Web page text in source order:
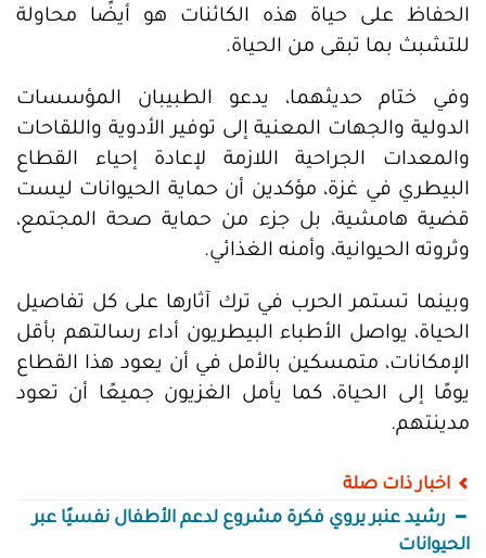
الحفاظ على حياة هذه الكائنات هو أيضًا محاولة
للتشبث بما تبقى من الحياة.
وفي ختام حديثهما، يدعو الطبيبان المؤسسات
الدولية والجهات المعنية إلى توفير الأدوية واللقاحات
والمعدات الجراحية اللازمة لإعادة إحياء القطاع
البيطري في غزة، مؤكدين أن حماية الحيوانات ليست
قضية هامشية، بل جزء من حماية صحة المجتمع،
وثروته الحيوانية، وأمنه الغذائي.
وبينما تستمر الحرب في ترك آثارها على كل تفاصيل
الحياة، يواصل الأطباء البيطريون أداء رسالتهم بأقل
الإمكانات، متمسكين بالأمل في أن يعود هذا القطاع
يومًا إلى الحياة، كما يأمل الغزيون جميعًا أن تعود
مدينتهم.
اخبار ذات صلة
رشيد عنبر يروي فكرة مشروع لدعم الأطفال نفسيًا عبر
الحيوانات